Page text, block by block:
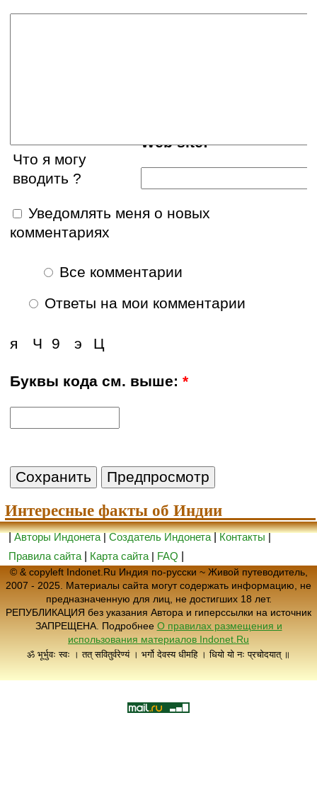
Web site:
Что я могу
вводить ?
Уведомлять меня о новых
комментариях
Все комментарии
Ответы на мои комментарии
Ч
я э Ц
9
Буквы кода см. выше:*
Интересные факты об Индии
|Авторы Индонета|Создатель Индонета|Контакты|
Правила сайта
Карта сайта | FAQ
© & copyleft Indonet.Ru Индия по-русски ~ Живой путеводитель,
2007 - 2025. Материалы сайта могут содержать информацию, не
предназначенную для лиц, не достигших 18 лет.
РЕПУБЛИКАЦИЯ без указания Автора и гиперссылки на источник
ЗАПРЕЩЕНА. Подробнее О правилах размещения и
использования материалов Indonet.Ru
ॐ भूर्भुवः स्वः । तत् सवितुर्वरेण्यं । भर्गो देवस्य धीमहि । धियो यो नः प्रचोदयात् ॥